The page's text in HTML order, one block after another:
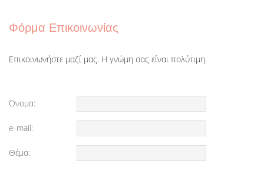
Φόρμα Επικοινωνίας
Επικοινωνήστε μαζί μας. Η γνώμη σας είναι πολύτιμη.
Όνομα:
e-mail:
Θέμα: